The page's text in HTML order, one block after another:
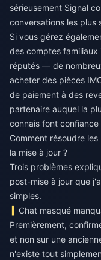
sérieusement Signal
conversations les plus
Si vous gérez
des comptes
réputés — de
acheter des pièces
de paiement à des
partenaire auquel la
connais font
Comment résoudre
la mise à jour ?
Trois problèmes
post-mise à jour que
simples.
Chat masqué
Premièrement,
et non sur une
n'existe tout